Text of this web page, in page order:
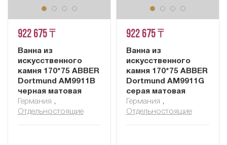
922 675 ₸
Ванна из
искусственного
камня 170*75 ABBER
Dortmund AM9911B
черная матовая
Германия ,
Отдельностоящие
922 675 ₸
Ванна из
искусственного
камня 170*75 ABBER
Dortmund AM9911G
серая матовая
Германия ,
Отдельностоящие